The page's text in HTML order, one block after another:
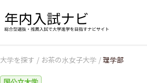
大学を探す / お茶の水女子大学 / 理学部